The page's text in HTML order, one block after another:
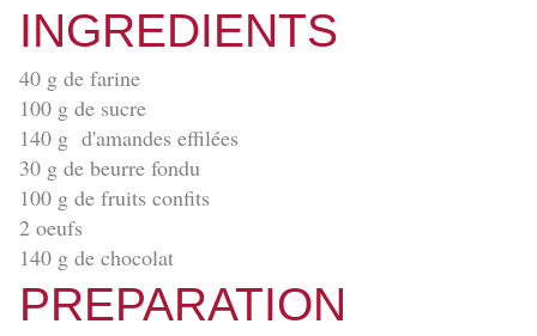
INGREDIENTS
40 g de farine
100 g de sucre
140 g d'amandes effilées
30 g de beurre fondu
100 g de fruits confits
2 oeufs
140 g de chocolat
PREPARATION